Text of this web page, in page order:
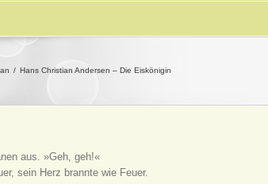
Hans Christian Andersen – Die Eiskönigin
aus. »Geh, geh!«
sein Herz brannte wie Feuer.